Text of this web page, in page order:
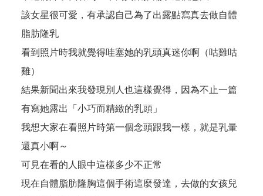
該女星很可愛，有承認自己為了出露點寫真去做自體
脂肪隆乳
看到照片時我就覺得哇塞她的乳頭真迷你啊（咕雞咕
雞）
結果新聞出來我發現別人也這樣覺得，因為不止一篇
有寫她露出「小巧而精緻的乳頭」
我想大家在看照片時第一個念頭跟我一樣，就是乳暈
還真小啊～
可見在看的人眼中這樣多少不正常
現在自體脂肪隆胸這個手術這麼發達，去做的女孩兒